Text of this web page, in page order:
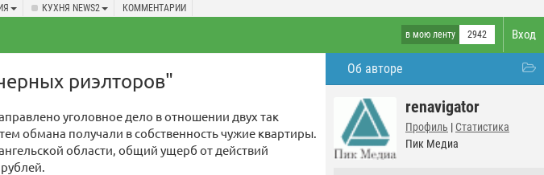
КУХНЯ NEWS2 КОММЕНТАРИИ
Вход
в мою ленту 2942
Об авторе
renavigator
Профиль | Статистика
Пик Медиа
риэлторов"
уголовное дело в отношении двух так
обмана получали в собственность чужие квартиры.
области, общий ущерб от действий